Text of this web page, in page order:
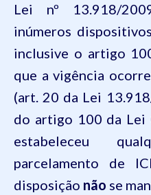
Lei nº 13.918/
inúmeros
inclusive o artigo
que a vigência
(art. 20 da Lei 13.918
do artigo 100 da Lei
estabeleceu
parcelamento de
disposição não se